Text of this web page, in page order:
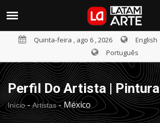
Quinta-feira , ago 6 , 2026 English
Português
Perfil Do Artista | Pintura
Início- Artistas- México